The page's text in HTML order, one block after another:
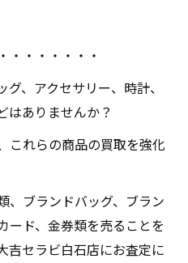
・・・・・・・
、アクセサリー、時計、
はありませんか？
これらの商品の買取を強化
、ブランドバッグ、ブラン
ード、金券類を売ることを
吉セラビ白石店にお査定に